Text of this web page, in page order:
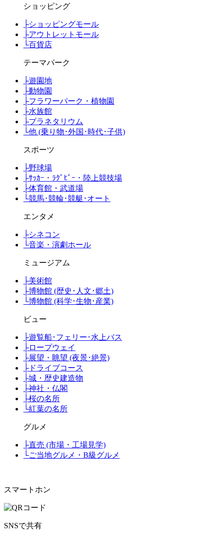
ショッピング
├ショッピングモール
├アウトレットモール
└百貨店
テーマパーク
├遊園地
├動物園
├フラワーパーク・植物園
├水族館
├プラネタリウム
└他 (乗り物･外国･時代･子供)
スポーツ
├野球場
├ｻｯｶｰ・ﾗｸﾞﾋﾞｰ・陸上競技場
├体育館・武道場
└競馬･競輪･競艇･オート
エンタメ
├シネコン
└音楽・演劇ホール
ミュージアム
├美術館
├博物館 (歴史･人文･郷土)
└博物館 (科学･生物･産業)
ビュー
├遊覧船･フェリー･水上バス
├ロープウェイ
├展望・眺望 (夜景･絶景)
├ドライブコース
├城・歴史建造物
├神社・仏閣
├桜の名所
└紅葉の名所
グルメ
├直売 (市場・工場見学)
└ご当地グルメ・B級グルメ
スマートホン
SNSで共有